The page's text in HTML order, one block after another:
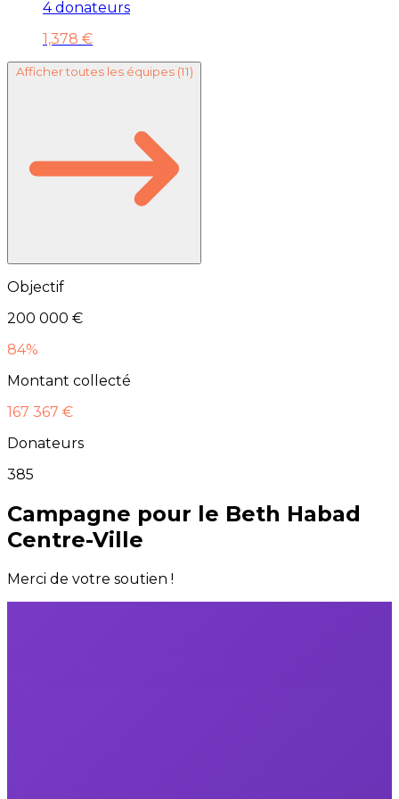
4 donateurs
1,378 €
Afficher toutes les équipes (11)
Objectif
200 000 €
84%
Montant collecté
167 367 €
Donateurs
385
Campagne pour le Beth Habad
Centre-Ville
Merci de votre soutien !